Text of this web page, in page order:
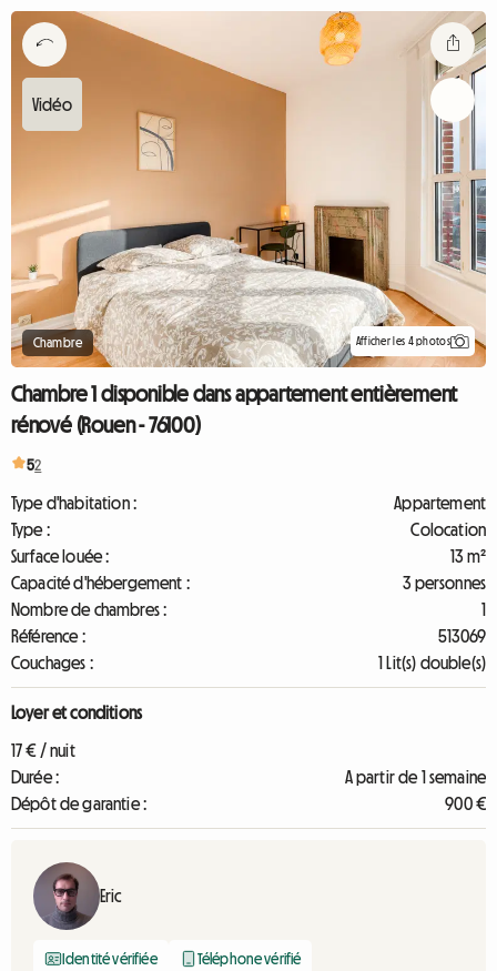
Chambre Afficher les 4 photos
Chambre 1 disponible dans appartement entièrement
rénové (Rouen - 76100)
52
Type d'habitation :
Appartement
Type :
Colocation
Surface louée :
13 m²
Capacité d'hébergement :
3 personnes
Nombre de chambres :
1
Référence :
513069
Couchages :
1 Lit(s) double(s)
Loyer et conditions
17 € / nuit
Durée :
A partir de 1 semaine
Dépôt de garantie :
900 €
Eric
Identité vérifiée Téléphone vérifié